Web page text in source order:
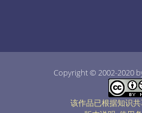
Copyright © 2002-2020
该作品已根据知识